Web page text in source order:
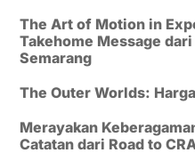
The Art of Motion in
Takehome Message dari
Semarang
The Outer Worlds:
Merayakan
Catatan dari Road to